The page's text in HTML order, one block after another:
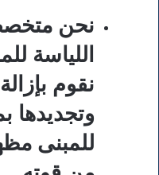
نحن
اللياسة
نقوم
وتجديدها
للمبنى